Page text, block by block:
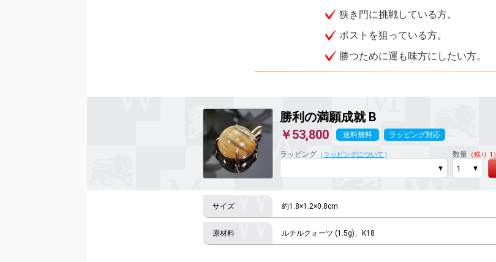
狭き門に挑戦している方。
ポストを狙っている方。
勝つために運も味方にしたい方。
勝利の満願成就B
￥53,800
送料無料 ラッピング対応
ラッピング （ ラッピングについて ） 数量（残り 1）
約1.8×1.2×0.8cm
ルチルクォーツ (1.5g)、K18